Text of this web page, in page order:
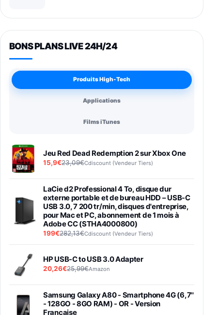
BONS PLANS LIVE 24H/24
Produits High-Tech
Applications
Films iTunes
Jeu Red Dead Redemption 2 sur Xbox One
15,9€23,09€Cdiscount (Vendeur Tiers)
LaCie d2 Professional 4 To, disque dur
externe portable et de bureau HDD – USB-C
USB 3.0, 7 200 tr/min, disques d'entreprise,
pour Mac et PC, abonnement de 1 mois à
Adobe CC (STHA4000800)
199€282,13€Cdiscount (Vendeur Tiers)
HP USB-C to USB 3.0 Adapter
20,26€25,99€Amazon
Samsung Galaxy A80 - Smartphone 4G (6,7''
- 128GO - 8GO RAM) - OR - Version
Française